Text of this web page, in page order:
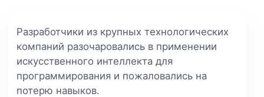
Разработчики из крупных технологических
компаний разочаровались в применении
искусственного интеллекта для
программирования и пожаловались на
потерю навыков.